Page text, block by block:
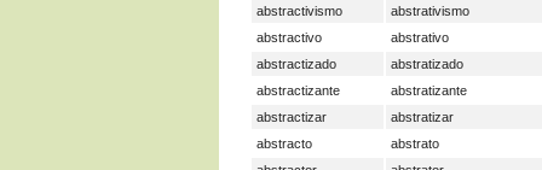
abstractivismo
abstrativismo
abstractivo
abstrativo
abstractizado
abstratizado
abstractizante
abstratizante
abstractizar
abstratizar
abstracto
abstrato